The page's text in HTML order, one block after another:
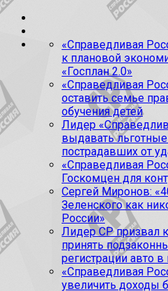
«Справедливая
к плановой
«Госплан 2.0»
«Справедливая
оставить семье
обучения детей
Лидер
выдавать
пострадавших от
«Справедливая
Госкомцен для
Сергей Миронов:
Зеленского как
России»
Лидер СР призвал
принять
регистрации авто
«Справедливая
увеличить доходы